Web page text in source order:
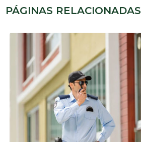
PÁGINAS RELACIONADAS